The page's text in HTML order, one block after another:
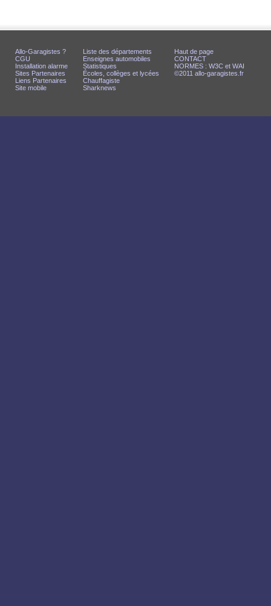
Allo-Garagistes ?
CGU
Installation alarme
Sites Partenaires
Liens Partenaires
Site mobile
Liste des départements
Enseignes automobiles
Statistiques
Écoles, collèges et lycées
Chauffagiste
Sharknews
Haut de page
CONTACT
NORMES : W3C et WAI
©2011 allo-garagistes.fr